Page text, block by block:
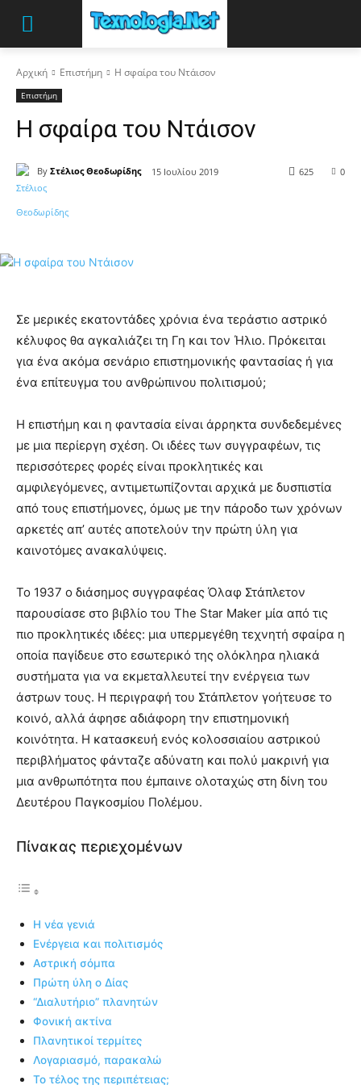
Αρχική Επιστήμη Η σφαίρα του Ντάισον
Επιστήμη
Η σφαίρα του Ντάισον
By Στέλιος Θεοδωρίδης 15 Ιουλίου 2019 0
625
Σε μερικές εκατοντάδες χρόνια ένα τεράστιο αστρικό
κέλυφος θα αγκαλιάζει τη Γη και τον Ήλιο. Πρόκειται
για ένα ακόμα σενάριο επιστημονικής φαντασίας ή για
ένα επίτευγμα του ανθρώπινου πολιτισμού;
Η επιστήμη και η φαντασία είναι άρρηκτα συνδεδεμένες
με μια περίεργη σχέση. Οι ιδέες των συγγραφέων, τις
περισσότερες φορές είναι προκλητικές και
αμφιλεγόμενες, αντιμετωπίζονται αρχικά με δυσπιστία
από τους επιστήμονες, όμως με την πάροδο των χρόνων
αρκετές απ’ αυτές αποτελούν την πρώτη ύλη για
καινοτόμες ανακαλύψεις.
Το 1937 ο διάσημος συγγραφέας Όλαφ Στάπλετον
παρουσίασε στο βιβλίο του The Star Maker μία από τις
πιο προκλητικές ιδέες: μια υπερμεγέθη τεχνητή σφαίρα η
οποία παγίδευε στο εσωτερικό της ολόκληρα ηλιακά
συστήματα για να εκμεταλλευτεί την ενέργεια των
άστρων τους. H περιγραφή του Στάπλετον γοήτευσε το
κοινό, αλλά άφησε αδιάφορη την επιστημονική
κοινότητα. Η κατασκευή ενός κολοσσιαίου αστρικού
περιβλήματος φάνταζε αδύνατη και πολύ μακρινή για
μια ανθρωπότητα που έμπαινε ολοταχώς στη δίνη του
Δευτέρου Παγκοσμίου Πολέμου.
Πίνακας περιεχομένων
Η νέα γενιά
Ενέργεια και πολιτισμός
Αστρική σόμπα
Πρώτη ύλη ο Δίας
“Διαλυτήριο” πλανητών
Φονική ακτίνα
Πλανητικοί τερμίτες
Λογαριασμό, παρακαλώ
Το τέλος της περιπέτειας;